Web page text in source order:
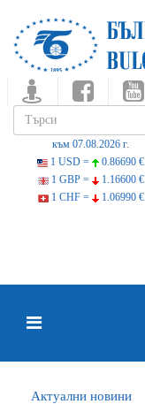
към 07.08.2026 г.
1 USD =
0.86690 €
1 GBP =
1.16600 €
1 CHF =
1.06990 €
Актуални новини